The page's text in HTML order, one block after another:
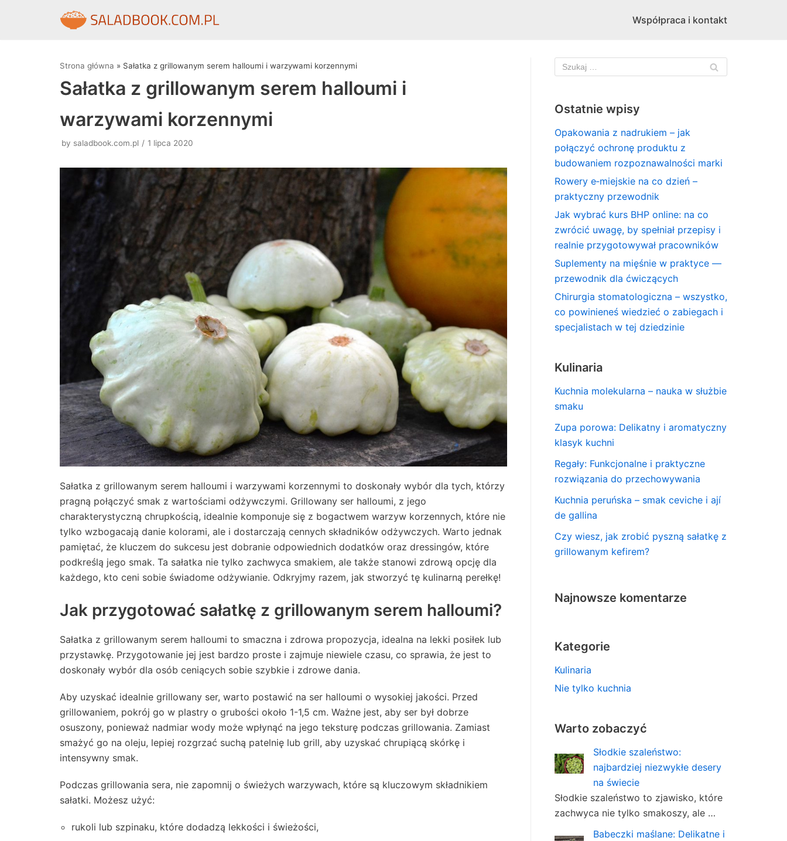
Współpraca i kontakt
Strona główna » Sałatka z grillowanym serem halloumi i warzywami korzennymi
Sałatka z grillowanym serem halloumi i
warzywami korzennymi
by saladbook.com.pl 1 lipca 2020
Sałatka z grillowanym serem halloumi i warzywami korzennymi to doskonały wybór dla tych, którzy
pragną połączyć smak z wartościami odżywczymi. Grillowany ser halloumi, z jego
charakterystyczną chrupkością, idealnie komponuje się z bogactwem warzyw korzennych, które nie
tylko wzbogacają danie kolorami, ale i dostarczają cennych składników odżywczych. Warto jednak
pamiętać, że kluczem do sukcesu jest dobranie odpowiednich dodatków oraz dressingów, które
podkreślą jego smak. Ta sałatka nie tylko zachwyca smakiem, ale także stanowi zdrową opcję dla
każdego, kto ceni sobie świadome odżywianie. Odkryjmy razem, jak stworzyć tę kulinarną perełkę!
Jak przygotować sałatkę z grillowanym serem halloumi?
Sałatka z grillowanym serem halloumi to smaczna i zdrowa propozycja, idealna na lekki posiłek lub
przystawkę. Przygotowanie jej jest bardzo proste i zajmuje niewiele czasu, co sprawia, że jest to
doskonały wybór dla osób ceniących sobie szybkie i zdrowe dania.
Aby uzyskać idealnie grillowany ser, warto postawić na ser halloumi o wysokiej jakości. Przed
grillowaniem, pokrój go w plastry o grubości około 1-1,5 cm. Ważne jest, aby ser był dobrze
osuszony, ponieważ nadmiar wody może wpłynąć na jego teksturę podczas grillowania. Zamiast
smażyć go na oleju, lepiej rozgrzać suchą patelnię lub grill, aby uzyskać chrupiącą skórkę i
intensywny smak.
Podczas grillowania sera, nie zapomnij o świeżych warzywach, które są kluczowym składnikiem
sałatki. Możesz użyć:
rukoli lub szpinaku, które dodadzą lekkości i świeżości,
Ostatnie wpisy
Opakowania z nadrukiem – jak
połączyć ochronę produktu z
budowaniem rozpoznawalności marki
Rowery e‑miejskie na co dzień –
praktyczny przewodnik
Jak wybrać kurs BHP online: na co
zwrócić uwagę, by spełniał przepisy i
realnie przygotowywał pracowników
Suplementy na mięśnie w praktyce —
przewodnik dla ćwiczących
Chirurgia stomatologiczna – wszystko,
co powinieneś wiedzieć o zabiegach i
specjalistach w tej dziedzinie
Kulinaria
Kuchnia molekularna – nauka w służbie
smaku
Zupa porowa: Delikatny i aromatyczny
klasyk kuchni
Regały: Funkcjonalne i praktyczne
rozwiązania do przechowywania
Kuchnia peruńska – smak ceviche i ají
de gallina
Czy wiesz, jak zrobić pyszną sałatkę z
grillowanym kefirem?
Najnowsze komentarze
Kategorie
Kulinaria
Nie tylko kuchnia
Warto zobaczyć
Słodkie szaleństwo:
najbardziej niezwykłe desery
na świecie
Słodkie szaleństwo to zjawisko, które
zachwyca nie tylko smakoszy, ale …
Babeczki maślane: Delikatne i